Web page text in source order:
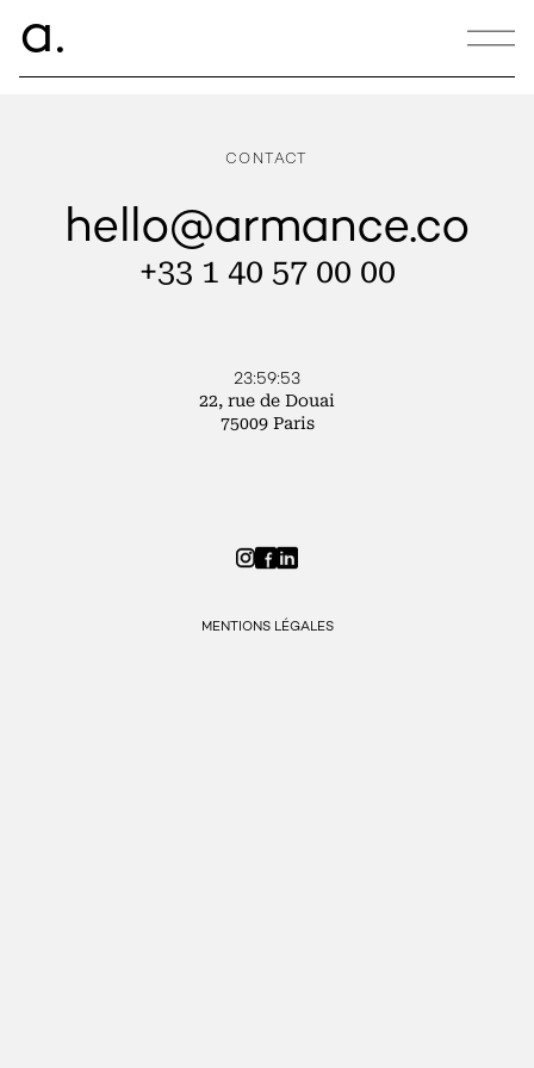
a
ANNA PETER BRETON
CONTACT
hello@armance.co
+33 1 40 57 00 00
23:59:53
22, rue de Douai
75009 Paris
MENTIONS LÉGALES